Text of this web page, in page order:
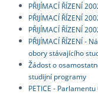
PŘIJÍMACÍ ŘÍZENÍ
PŘIJÍMACÍ ŘÍZENÍ
PŘIJÍMACÍ ŘÍZENÍ
PŘIJÍMACÍ ŘÍZENÍ -
obory stávajícího
Žádost o
studijní programy
PETICE -